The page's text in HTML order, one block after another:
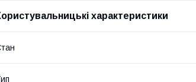
характеристики